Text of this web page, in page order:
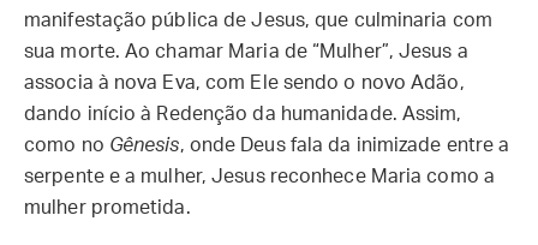
manifestação pública de Jesus, que culminaria com
sua morte. Ao chamar Maria de “Mulher”, Jesus a
associa à nova Eva, com Ele sendo o novo Adão,
dando início à Redenção da humanidade. Assim,
como no Gênesis, onde Deus fala da inimizade entre a
serpente e a mulher, Jesus reconhece Maria como a
mulher prometida.